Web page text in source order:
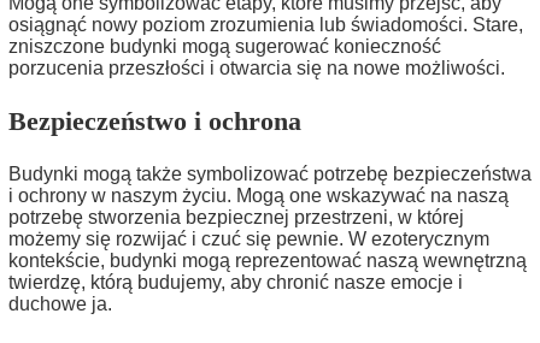
osiągnąć nowy poziom zrozumienia lub świadomości. Stare,
zniszczone budynki mogą sugerować konieczność
porzucenia przeszłości i otwarcia się na nowe możliwości.
Bezpieczeństwo i ochrona
Budynki mogą także symbolizować potrzebę bezpieczeństwa
i ochrony w naszym życiu. Mogą one wskazywać na naszą
potrzebę stworzenia bezpiecznej przestrzeni, w której
możemy się rozwijać i czuć się pewnie. W ezoterycznym
kontekście, budynki mogą reprezentować naszą wewnętrzną
twierdzę, którą budujemy, aby chronić nasze emocje i
duchowe ja.